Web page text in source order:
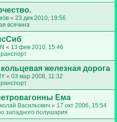
« 23 дек 2010, 19:56
всячина
« 13 фев 2010, 15:46
железная дорога
« 03 мар 2008, 11:32
Ема
Васильович « 17 окт 2006, 15:54
западного полушария